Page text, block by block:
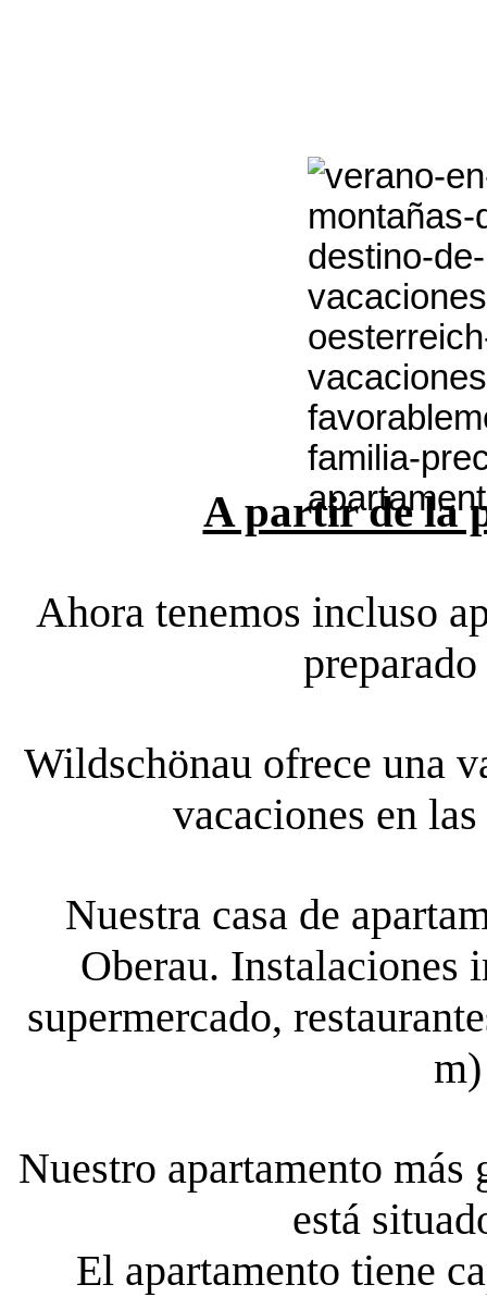
A partir de la
Ahora tenemos incluso
Wildschönau ofrece una
vacaciones en
Nuestra casa de
Oberau. Instalaciones
supermercado,
Nuestro apartamento más
está
El apartamento tiene